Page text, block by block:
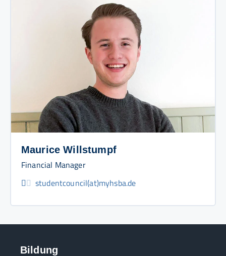
Maurice Willstumpf
Financial Manager
studentcouncil(at)myhsba.de
Bildung